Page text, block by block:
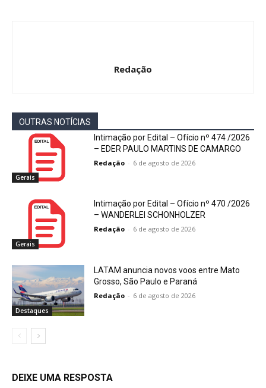
Redação
OUTRAS NOTÍCIAS
Gerais
Intimação por Edital – Ofício nº 474 /2026
– EDER PAULO MARTINS DE CAMARGO
Redação - 6 de agosto de 2026
Gerais
Intimação por Edital – Ofício nº 470 /2026
– WANDERLEI SCHONHOLZER
Redação - 6 de agosto de 2026
Destaques
LATAM anuncia novos voos entre Mato
Grosso, São Paulo e Paraná
Redação - 6 de agosto de 2026
DEIXE UMA RESPOSTA